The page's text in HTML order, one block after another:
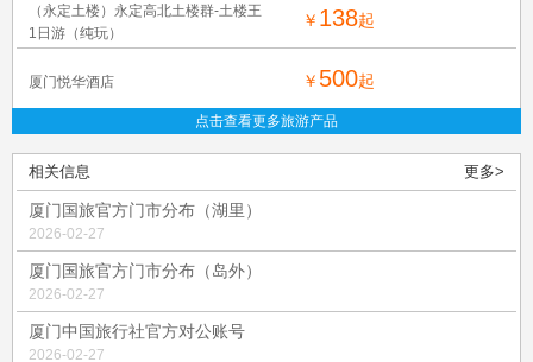
（永定土楼）永定高北土楼群-土楼王
1日游（纯玩）
￥ 138起
厦门悦华酒店 ￥ 500起
点击查看更多旅游产品
相关信息 更多>
厦门国旅官方门市分布（湖里）
2026-02-27
厦门国旅官方门市分布（岛外）
2026-02-27
厦门中国旅行社官方对公账号
2026-02-27